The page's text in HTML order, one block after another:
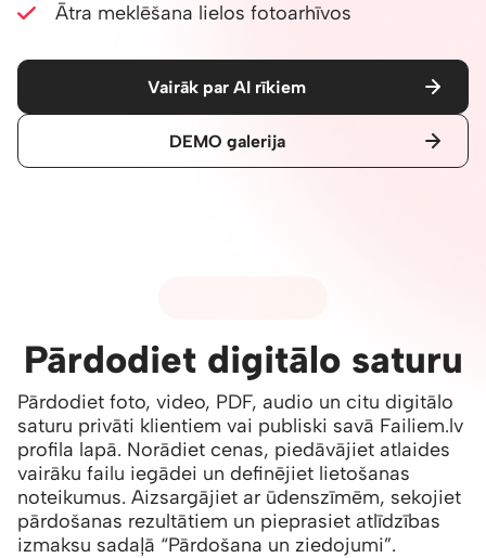
Ātra meklēšana lielos fotoarhīvos
Vairāk par AI rīkiem
DEMO galerija
Pārdodiet digitālo saturu
Pārdodiet foto, video, PDF, audio un citu digitālo
saturu privāti klientiem vai publiski savā Failiem.lv
profila lapā. Norādiet cenas, piedāvājiet atlaides
vairāku failu iegādei un definējiet lietošanas
noteikumus. Aizsargājiet ar ūdenszīmēm, sekojiet
pārdošanas rezultātiem un pieprasiet atlīdzības
izmaksu sadaļā “Pārdošana un ziedojumi”.